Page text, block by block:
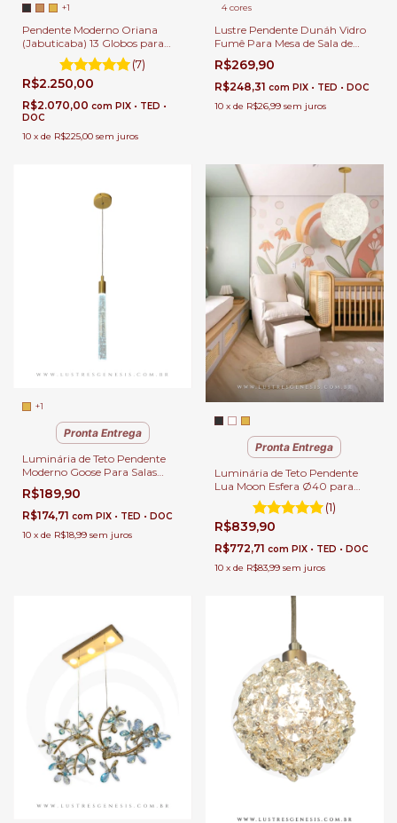
+1
Pendente Moderno Oriana
(Jabuticaba) 13 Globos para
Sala de Jantar e Ambientes
Gourmet
(7)
R$2.250,00
R$2.070,00 com PIX • TED •
DOC
10 x de R$225,00 sem juros
4 cores
Lustre Pendente Dunáh Vidro
Fumê Para Mesa de Sala de
Jantar.
R$269,90
R$248,31 com PIX • TED • DOC
10 x de R$26,99 sem juros
+1
Pronta Entrega
Luminária de Teto Pendente
Moderno Goose Para Salas
Lavabos Balcão e Cabeceira de
Cama
R$189,90
R$174,71 com PIX • TED • DOC
10 x de R$18,99 sem juros
Pronta Entrega
Luminária de Teto Pendente
Lua Moon Esfera Ø40 para
Quartos, Sala de Jantar e Sala
de Estar.
(1)
R$839,90
R$772,71 com PIX • TED • DOC
10 x de R$83,99 sem juros